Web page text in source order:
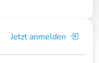
Jetzt anmelden